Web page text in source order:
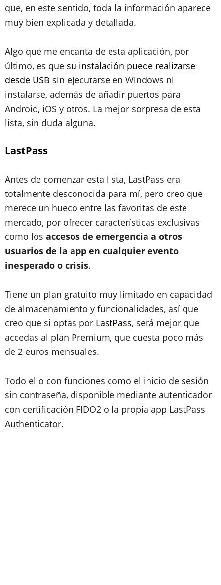
que, en este sentido, toda la información aparece
muy bien explicada y detallada.
Algo que me encanta de esta aplicación, por
último, es que su instalación puede realizarse
desde USB sin ejecutarse en Windows ni
instalarse, además de añadir puertos para
Android, iOS y otros. La mejor sorpresa de esta
lista, sin duda alguna.
LastPass
Antes de comenzar esta lista, LastPass era
totalmente desconocida para mí, pero creo que
merece un hueco entre las favoritas de este
mercado, por ofrecer características exclusivas
como los accesos de emergencia a otros
usuarios de la app en cualquier evento
inesperado o crisis.
Tiene un plan gratuito muy limitado en capacidad
de almacenamiento y funcionalidades, así que
creo que si optas por LastPass, será mejor que
accedas al plan Premium, que cuesta poco más
de 2 euros mensuales.
Todo ello con funciones como el inicio de sesión
sin contraseña, disponible mediante autenticador
con certificación FIDO2 o la propia app LastPass
Authenticator.